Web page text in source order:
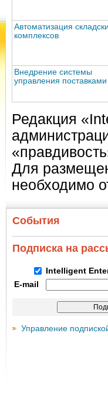
Автоматизация
комплексов
Внедрение системы
управления поставками
Редакция
Для
необходимо
События
Подписка на
Intelligent
E-mail
Управление